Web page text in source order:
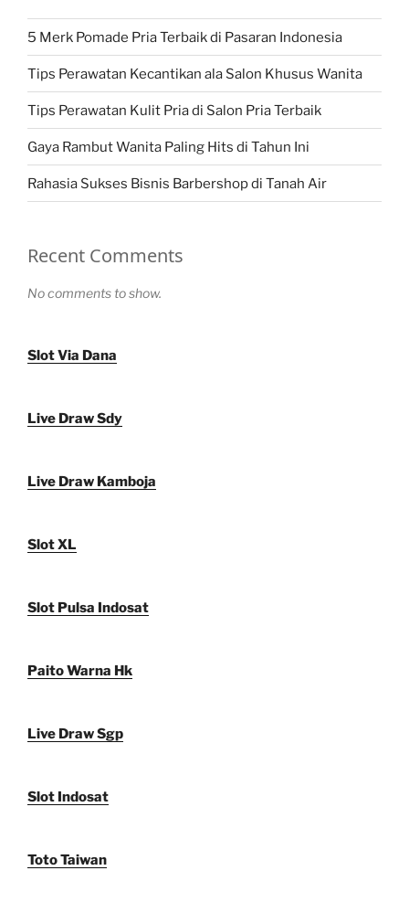
5 Merk Pomade Pria Terbaik di Pasaran Indonesia
Tips Perawatan Kecantikan ala Salon Khusus Wanita
Tips Perawatan Kulit Pria di Salon Pria Terbaik
Gaya Rambut Wanita Paling Hits di Tahun Ini
Rahasia Sukses Bisnis Barbershop di Tanah Air
Recent Comments
No comments to show.
Slot Via Dana
Live Draw Sdy
Live Draw Kamboja
Slot XL
Slot Pulsa Indosat
Paito Warna Hk
Live Draw Sgp
Slot Indosat
Toto Taiwan